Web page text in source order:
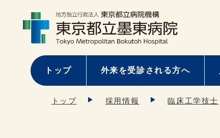
トップ 外来を受診される方へ
トップ 採用情報 臨床工学技士